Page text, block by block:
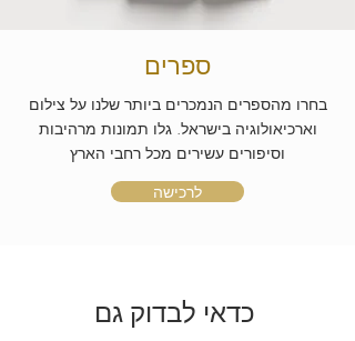
ספרים
בחרו מהספרים הנמכרים ביותר שלנו על צילום
וארכיאולוגיה בישראל. גלו תמונות מרהיבות
וסיפורים עשירים מכל רחבי הארץ
לרכישה
כדאי לבדוק גם